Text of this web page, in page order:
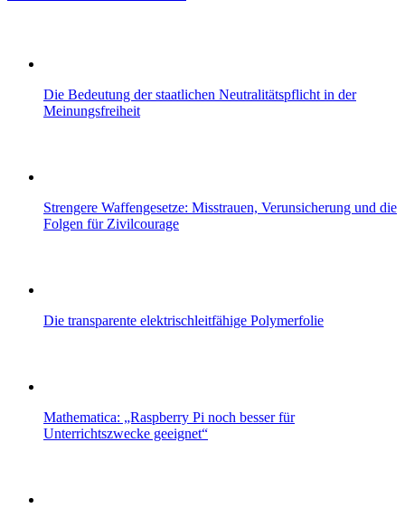
Die Bedeutung der staatlichen Neutralitätspflicht in der
Meinungsfreiheit
Strengere Waffengesetze: Misstrauen, Verunsicherung und die
Folgen für Zivilcourage
Die transparente elektrischleitfähige Polymerfolie
Mathematica: „Raspberry Pi noch besser für
Unterrichtszwecke geeignet“